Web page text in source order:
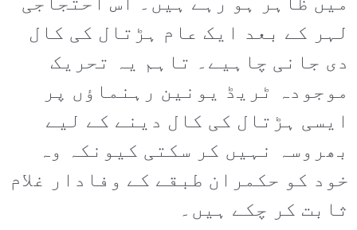
لہر کے بعد ایک عام ہڑتال کی کال
دی جانی چاہیے۔ تاہم یہ تحریک
موجودہ ٹریڈ یونین رہنماؤں پر
ایسی ہڑتال کی کال دینے کے لیے
بھروسہ نہیں کر سکتی کیونکہ وہ
خود کو حکمران طبقے کے وفادار غلام
ثابت کر چکے ہیں۔